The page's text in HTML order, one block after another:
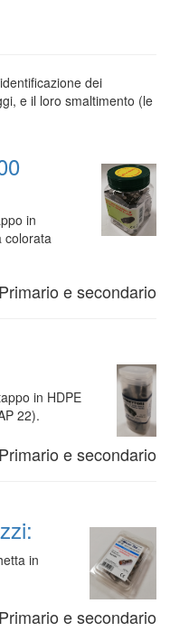
dei
e il loro smaltimento (le
in
colorata
Primario e secondario
in HDPE
22).
Primario e secondario
in
Primario e secondario